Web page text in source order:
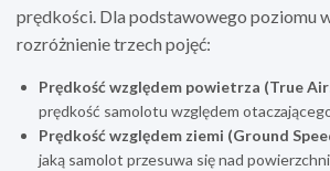
prędkości. Dla podstawowego poziomu
rozróżnienie trzech pojęć:
Prędkość względem powietrza (True
prędkość samolotu względem
Prędkość względem ziemi (Ground
jaką samolot przesuwa się nad